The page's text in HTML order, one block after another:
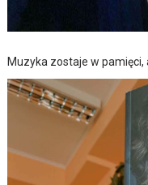
Muzyka zostaje w